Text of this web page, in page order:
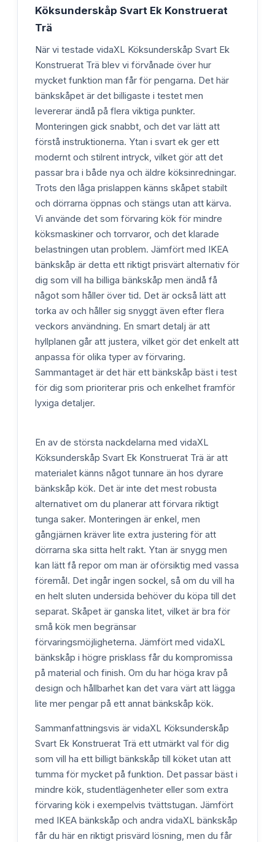
Köksunderskåp Svart Ek Konstruerat
Trä
När vi testade vidaXL Köksunderskåp Svart Ek
Konstruerat Trä blev vi förvånade över hur
mycket funktion man får för pengarna. Det här
bänkskåpet är det billigaste i testet men
levererar ändå på flera viktiga punkter.
Monteringen gick snabbt, och det var lätt att
förstå instruktionerna. Ytan i svart ek ger ett
modernt och stilrent intryck, vilket gör att det
passar bra i både nya och äldre köksinredningar.
Trots den låga prislappen känns skåpet stabilt
och dörrarna öppnas och stängs utan att kärva.
Vi använde det som förvaring kök för mindre
köksmaskiner och torrvaror, och det klarade
belastningen utan problem. Jämfört med IKEA
bänkskåp är detta ett riktigt prisvärt alternativ för
dig som vill ha billiga bänkskåp men ändå få
något som håller över tid. Det är också lätt att
torka av och håller sig snyggt även efter flera
veckors användning. En smart detalj är att
hyllplanen går att justera, vilket gör det enkelt att
anpassa för olika typer av förvaring.
Sammantaget är det här ett bänkskåp bäst i test
för dig som prioriterar pris och enkelhet framför
lyxiga detaljer.
En av de största nackdelarna med vidaXL
Köksunderskåp Svart Ek Konstruerat Trä är att
materialet känns något tunnare än hos dyrare
bänkskåp kök. Det är inte det mest robusta
alternativet om du planerar att förvara riktigt
tunga saker. Monteringen är enkel, men
gångjärnen kräver lite extra justering för att
dörrarna ska sitta helt rakt. Ytan är snygg men
kan lätt få repor om man är oförsiktig med vassa
föremål. Det ingår ingen sockel, så om du vill ha
en helt sluten undersida behöver du köpa till det
separat. Skåpet är ganska litet, vilket är bra för
små kök men begränsar
förvaringsmöjligheterna. Jämfört med vidaXL
bänkskåp i högre prisklass får du kompromissa
på material och finish. Om du har höga krav på
design och hållbarhet kan det vara värt att lägga
lite mer pengar på ett annat bänkskåp kök.
Sammanfattningsvis är vidaXL Köksunderskåp
Svart Ek Konstruerat Trä ett utmärkt val för dig
som vill ha ett billigt bänkskåp till köket utan att
tumma för mycket på funktion. Det passar bäst i
mindre kök, studentlägenheter eller som extra
förvaring kök i exempelvis tvättstugan. Jämfört
med IKEA bänkskåp och andra vidaXL bänkskåp
får du här en riktigt prisvärd lösning, men du får